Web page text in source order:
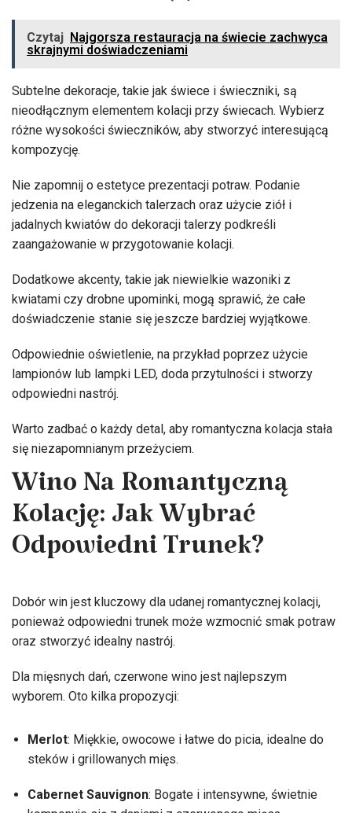
Czytaj Najgorsza restauracja na świecie zachwyca
skrajnymi doświadczeniami
Subtelne dekoracje, takie jak świece i świeczniki, są
nieodłącznym elementem kolacji przy świecach. Wybierz
różne wysokości świeczników, aby stworzyć interesującą
kompozycję.
Nie zapomnij o estetyce prezentacji potraw. Podanie
jedzenia na eleganckich talerzach oraz użycie ziół i
jadalnych kwiatów do dekoracji talerzy podkreśli
zaangażowanie w przygotowanie kolacji.
Dodatkowe akcenty, takie jak niewielkie wazoniki z
kwiatami czy drobne upominki, mogą sprawić, że całe
doświadczenie stanie się jeszcze bardziej wyjątkowe.
Odpowiednie oświetlenie, na przykład poprzez użycie
lampionów lub lampki LED, doda przytulności i stworzy
odpowiedni nastrój.
Warto zadbać o każdy detal, aby romantyczna kolacja stała
się niezapomnianym przeżyciem.
Wino Na Romantyczną
Kolację: Jak Wybrać
Odpowiedni Trunek?
Dobór win jest kluczowy dla udanej romantycznej kolacji,
ponieważ odpowiedni trunek może wzmocnić smak potraw
oraz stworzyć idealny nastrój.
Dla mięsnych dań, czerwone wino jest najlepszym
wyborem. Oto kilka propozycji:
Merlot: Miękkie, owocowe i łatwe do picia, idealne do
steków i grillowanych mięs.
Cabernet Sauvignon: Bogate i intensywne, świetnie